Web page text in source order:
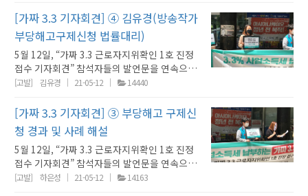
객의 방문이 간헐적으로 이어지기 때문에 노동
자는 줄곧 대기상태에 있어야만 했다. 대법원이
지적한 대로, 자유로운 이용이 어렵고, 실질적으
로 사용자의 지휘·감독 아래 놓여 있다면 휴게시
간이 아니다. ㅅ씨는 ㄷ장례식장 내 매점과 근로
계약을 체결했지만, 장례식장 업무 전반을 수행
라, 적어도 하루에 한 번은 고인을 접하는 이른바
‘출동’을 해야 했다. 단지, ‘출동’에 그치는 것이
아니라 영안실 업무부터 접객, 청소 등 빈소 관
리, 잡화 및 음료 제공, 식당과 관련한 업무, 업무
용 차량운행, 바리게이트 작업, 심지어 발인까지
장례식장의 모든 장소에 있었다. ㅅ씨는 5인 미
은 5인 미만 사업장이라고 주장하며 연차휴가를
부여하지 않고, 초과근로수당도 지급하지 않았
다. 그러나 4대 보험 사업장 가입자 명부에 등록
된 A학원 노동자 수만 하더라도 5명 이상이었
다. A학원이 5인 미만 사업장이라고 주장할 수
있는 근거는 무엇이었을까? A학원이 5인 미만
약서에 “본 사업장은 상시근로자 5인 미만 사업
장이므로 연차휴가가 적용되지 않는다.”라고 쓰
여 있었기 때문이었다. 심지어, 가짜 5인 미만 사
업장 고발을 진행한 뒤 사업주와의 통화에서 “내
가 노무법인을 세 곳이나 다니면서 5인 미만 사
업장을 만들었는데, 5인 이상 사업장이라면 내
계획을 발표합니다. ① 가짜 3.3 노동자 권리찾
기를 위한 법률구조센터를 개설합니다. 근로계
약을 체결하고 사업소득세를 납부하는 노동자
(A형), 도급·위탁 등 비근로계약 형식으로 사업
소득세를 납부하는 노동자(B형), 전문적 노무관
리로 노동자성을 은폐당한 노동자(C형)를 비롯
를 회복하기 위해 전 사회적인 법률구조운동을
시작합니다. ② 가짜 5인미만 사업장 공동고발
운동의 성과를 바탕으로 추진하는 4대보험 미가
입 제보센터, 가짜 3.3 법률구조센터를 더욱 효
과적으로 확장해나가기 위해 통합적인 권리찾기
운동으로 나아갑니다. 각 지역·현장의 노동센터
법률지원 : 이미소(노무사) ⑥ [연대사] 노동자
성 및 노동권을 박탈하는 법제도와 노동현실 개
선 : 강민진(청년정의당 대표)⑦ [계획 발표] 가
짜 3.3 노동자 권리찾기운동 계획 : 정진우(권리
찾기유니온 사무총장) 강민진(청년정의당 대표)
안녕하세요 청년정의당 대표 강민진입니다. 시
하는 정당입니다.그런데 노동자로서의 권리 이
전에 노동자로 인정조차 받지 못하는 노동자들
이 있습니다. 그리고 그 숫자가 점차 더 확대되고
있습니다. 이제는 노동자로 인정받지 못하는 노
동자들의 문제를 이야기하지 않고 노동문제 이
야기할 수 없다라고 생각합니다.가짜 3.3사업
강경희(권리찾기유니온 정책국장)② [당사자 증
언] 근로지지위확인 1호 진정 당사자 : 김다혜
(ㅇ유통판매 해고 노동자)③ [사례 해설] 부당해
고 구제신청 경과 및 사례 해설 : 하은성(권리찾
기유니온 정책실장)④ [연대사] 방송작가
(MBC) 부당해고구제신청 법률대리 : 김유경(노
법률지원 : 이미소(노무사)⑥ [연대사] 노동자성
및 노동권을 박탈하는 법제도와 노동현실 개선 :
강민진(청년정의당 대표)⑦ [계획 발표] 가짜
3.3 노동자 권리찾기운동 계획 : 정진우(권리찾
기유니온 사무총장) 이미소(제화노동자 퇴직금
청구소송 법률지원) 법률사무소 일과사람 이미
[가짜 3.3 기자회견] ④ 김유경(방송작가
부당해고구제신청 법률대리)
5월 12일, “가짜 3.3 근로자지위확인 1호 진정
접수 기자회견” 참석자들의 발언문을 연속으로
게재합니다. ① [현황 발표] 가짜 5인미만 공동
강경희(권리찾기유니온 정책국장)② [당사자 증
언] 근로지지위확인 1호 진정 당사자 : 김다혜
(ㅇ유통판매 해고 노동자)③ [사례 해설] 부당해
고 구제신청 경과 및 사례 해설 : 하은성(권리찾
기유니온 정책실장)④ [연대사] 방송작가
(MBC) 부당해고구제신청 법률대리 : 김유경(노
[고발] 김유경 21-05-12 14440
[가짜 3.3 기자회견] ③ 부당해고 구제신
청 경과 및 사례 해설
5월 12일, “가짜 3.3 근로자지위확인 1호 진정
접수 기자회견” 참석자들의 발언문을 연속으로
게재합니다. ① [현황 발표] 가짜 5인미만 공동
[고발] 하은성 21-05-12 14163